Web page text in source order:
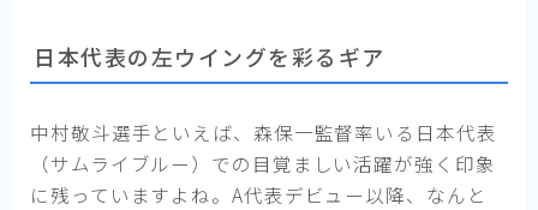
日本代表の左ウイングを彩るギア
中村敬斗選手といえば、森保一監督率いる日本代表
（サムライブルー）での目覚ましい活躍が強く印象
に残っていますよね。A代表デビュー以降、なんと